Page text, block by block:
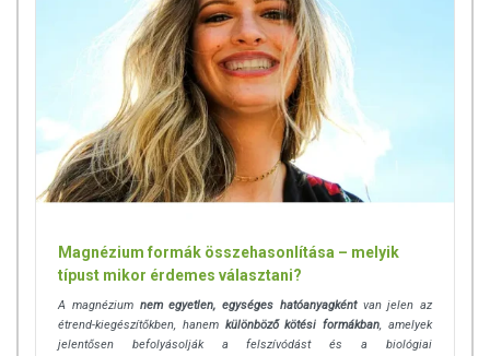
elzárva tartandó!
Magnézium formák összehasonlítása – melyik
típust mikor érdemes választani?
A magnézium nem egyetlen, egységes hatóanyagként van jelen az
étrend-kiegészítőkben, hanem különböző kötési formákban, amelyek
jelentősen befolyásolják a felszívódást és a biológiai